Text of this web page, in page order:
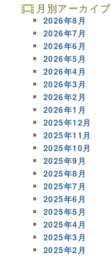
月別アーカイブ
2026年8月
2026年7月
2026年6月
2026年5月
2026年4月
2026年3月
2026年2月
2026年1月
2025年12月
2025年11月
2025年10月
2025年9月
2025年8月
2025年7月
2025年6月
2025年5月
2025年4月
2025年3月
2025年2月